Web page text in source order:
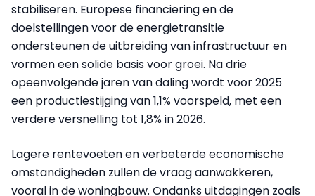
stabiliseren. Europese financiering en de
doelstellingen voor de energietransitie
ondersteunen de uitbreiding van infrastructuur en
vormen een solide basis voor groei. Na drie
opeenvolgende jaren van daling wordt voor 2025
een productiestijging van 1,1% voorspeld, met een
verdere versnelling tot 1,8% in 2026.
Lagere rentevoeten en verbeterde economische
omstandigheden zullen de vraag aanwakkeren,
vooral in de woningbouw. Ondanks uitdagingen zoals